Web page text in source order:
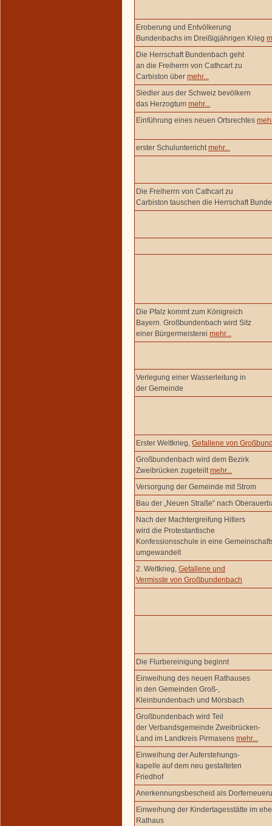
Eroberung und Entvölkerung
Bundenbachs im Dreißigjährigen Krieg
Die Herrschaft Bundenbach geht
an die Freiherrn von Cathcart zu
Carbiston über mehr...
Siedler aus der Schweiz bevölkern
das Herzogtum mehr...
Einführung eines neuen Ortsrechtes
erster Schulunterricht mehr...
Die Freiherrn von Cathcart zu
Carbiston tauschen die Herrschaft
Die Pfalz kommt zum Königreich
Bayern. Großbundenbach wird Sitz
einer Bürgermeisterei mehr...
Verlegung einer Wasserleitung in
der Gemeinde
Erster Weltkrieg, Gefallene von
Großbundenbach wird dem Bezirk
Zweibrücken zugeteilt mehr...
Versorgung der Gemeinde mit Strom
Bau der „Neuen Straße“ nach
Nach der Machtergreifung Hitlers
wird die Protestantische
Konfessionsschule in eine
umgewandelt
2. Weltkrieg, Gefallene und
Vermisste von Großbundenbach
Die Flurbereinigung beginnt
Einweihung des neuen Rathauses
in den Gemeinden Groß-,
Kleinbundenbach und Mörsbach
Großbundenbach wird Teil
der Verbandsgemeinde Zweibrücken-
Land im Landkreis Pirmasens mehr...
Einweihung der Auferstehungs-
kapelle auf dem neu gestalteten
Friedhof
Anerkennungsbescheid als
Einweihung der Kindertagesstätte im
Rathaus